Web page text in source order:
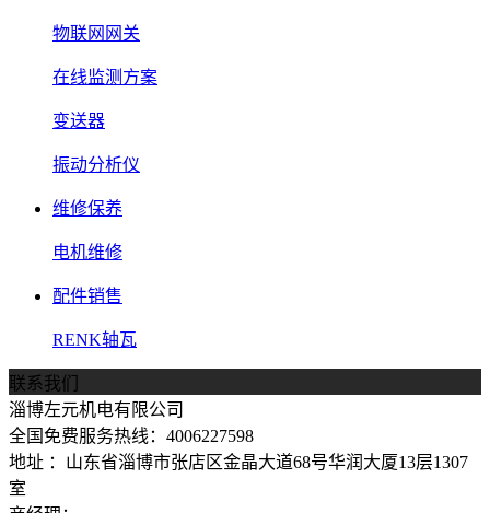
物联网网关
在线监测方案
变送器
振动分析仪
维修保养
电机维修
配件销售
RENK轴瓦
联系我们
淄博左元机电有限公司
全国免费服务热线：4006227598
地址 ：山东省淄博市张店区金晶大道68号华润大厦13层1307
室